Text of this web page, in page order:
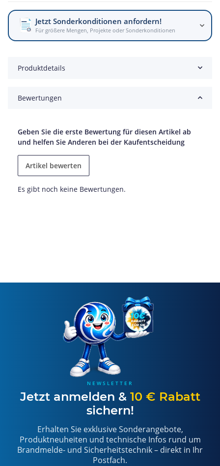
Jetzt Sonderkonditionen anfordern!
Für größere Mengen, Projekte oder Sonderkonditionen
Produktdetails
Bewertungen
Geben Sie die erste Bewertung für diesen Artikel ab
und helfen Sie Anderen bei der Kaufentscheidung
Artikel bewerten
Es gibt noch keine Bewertungen.
NEWSLETTER
Jetzt anmelden & 10 € Rabatt
sichern!
Erhalten Sie exklusive Sonderangebote,
Produktneuheiten und technische Infos rund um
Brandmelde- und Sicherheitstechnik – direkt in Ihr
Postfach.